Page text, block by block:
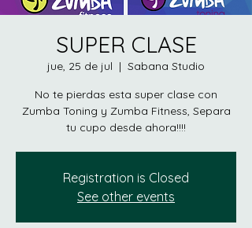
SUPER CLASE
jue, 25 de jul
  |
Sabana Studio
No te pierdas esta super clase con
Zumba Toning y Zumba Fitness, Separa
tu cupo desde ahora!!!!
Registration is Closed
See other events